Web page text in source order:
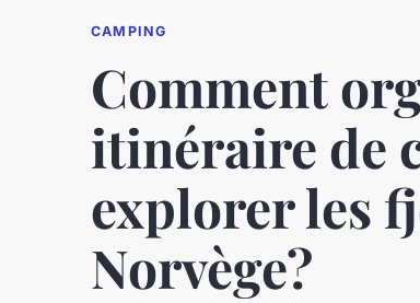
CAMPING
Comment
itinéraire de
explorer les
Norvège?